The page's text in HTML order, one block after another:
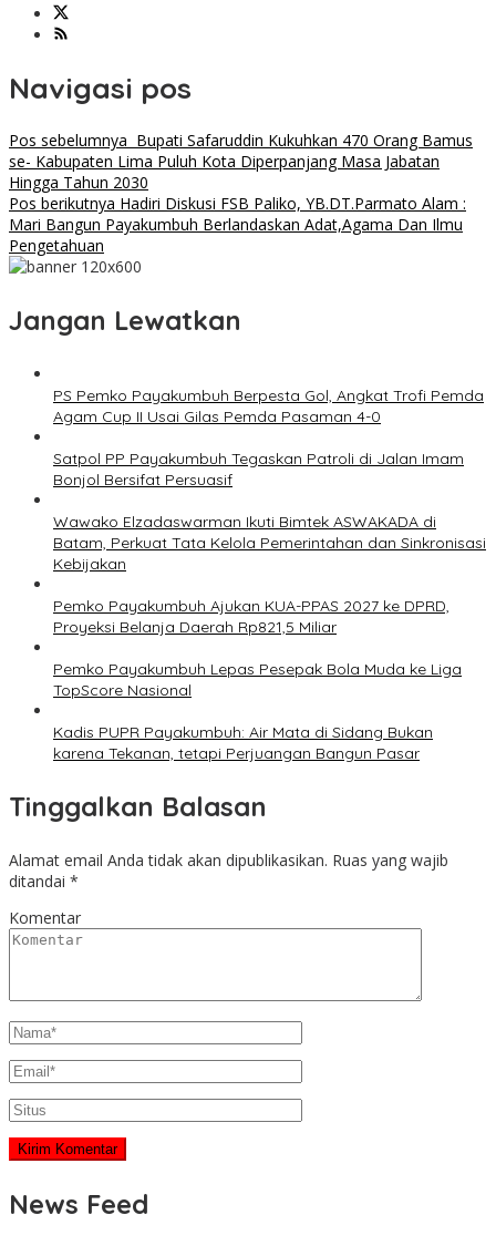
Navigasi pos
Pos sebelumnya Bupati Safaruddin Kukuhkan 470 Orang Bamus
se- Kabupaten Lima Puluh Kota Diperpanjang Masa Jabatan
Hingga Tahun 2030
Pos berikutnya Hadiri Diskusi FSB Paliko, YB.DT.Parmato Alam :
Mari Bangun Payakumbuh Berlandaskan Adat,Agama Dan Ilmu
Pengetahuan
Jangan Lewatkan
PS Pemko Payakumbuh Berpesta Gol, Angkat Trofi Pemda
Agam Cup II Usai Gilas Pemda Pasaman 4-0
Satpol PP Payakumbuh Tegaskan Patroli di Jalan Imam
Bonjol Bersifat Persuasif
Wawako Elzadaswarman Ikuti Bimtek ASWAKADA di
Batam, Perkuat Tata Kelola Pemerintahan dan Sinkronisasi
Kebijakan
Pemko Payakumbuh Ajukan KUA-PPAS 2027 ke DPRD,
Proyeksi Belanja Daerah Rp821,5 Miliar
Pemko Payakumbuh Lepas Pesepak Bola Muda ke Liga
TopScore Nasional
Kadis PUPR Payakumbuh: Air Mata di Sidang Bukan
karena Tekanan, tetapi Perjuangan Bangun Pasar
Tinggalkan Balasan
Alamat email Anda tidak akan dipublikasikan. Ruas yang wajib
ditandai *
Komentar
News Feed